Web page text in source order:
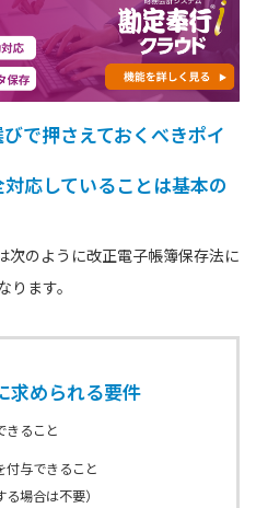
で押さえておくべきポイ
応していることは基本の
次のように改正電子帳簿保存法に
ます。
求められる要件
きること
付与できること
場合は不要）